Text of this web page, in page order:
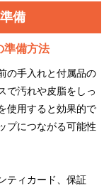
備
準備方法
の手入れと付属品の
で汚れや皮脂をしっ
使用すると効果的で
プにつながる可能性
ティカード、保証